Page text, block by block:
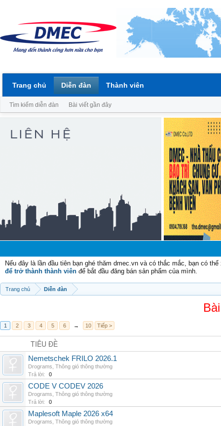
Nếu đây là lần đầu tiên bạn ghé thăm dmec.vn và có thắc mắc, bạn có
để trở thành thành viên để bắt đầu đăng bán sản phẩm của mình.
Trang chủ Diễn đàn
1 2 3 4 5 6 → 10 Tiếp >
TIÊU ĐỀ
Nemetschek FRILO 2026.1
Drograms Thông gió thông thường
Trả lời:
0
CODE V CODEV 2026
Drograms Thông gió thông thường
Trả lời:
0
Maplesoft Maple 2026 x64
Drograms Thông gió thông thường
Trang chủ Diễn đàn
Tìm kiếm diễn đàn Bài viết gần đây
Thành viên